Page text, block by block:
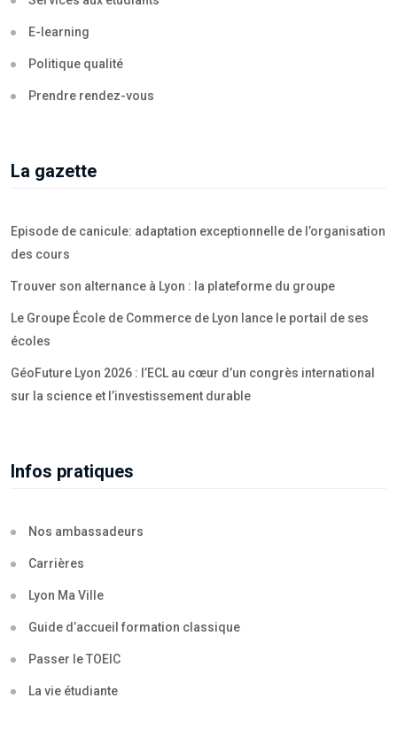
E-learning
Politique qualité
Prendre rendez-vous
La gazette
Episode de canicule: adaptation exceptionnelle de l’organisation
des cours
Trouver son alternance à Lyon : la plateforme du groupe
Le Groupe École de Commerce de Lyon lance le portail de ses
écoles
GéoFuture Lyon 2026 : l’ECL au cœur d’un congrès international
sur la science et l’investissement durable
Infos pratiques
Nos ambassadeurs
Carrières
Lyon Ma Ville
Guide d’accueil formation classique
Passer le TOEIC
La vie étudiante